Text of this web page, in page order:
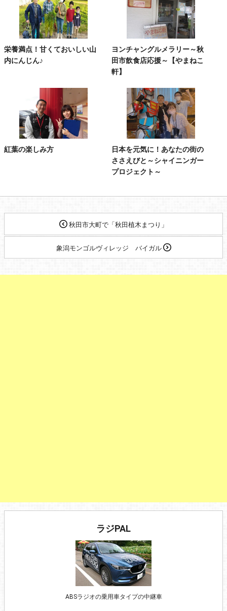
栄養満点！甘くておいしい山
内にんじん♪
ヨンチャングルメラリー～秋
田市飲食店応援～【やまねこ
軒】
紅葉の楽しみ方
日本を元気に！あなたの街の
ささえびと～シャイニンガー
プロジェクト～
秋田市大町で「秋田植木まつり」
象潟モンゴルヴィレッジ バイガル
ラジPAL
ABSラジオの乗用車タイプの中継車